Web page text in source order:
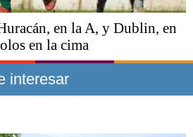
en la A, y Dublin, en
en la cima
interesar